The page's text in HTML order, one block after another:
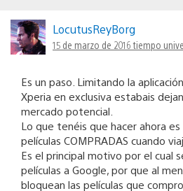
LocutusReyBorg
15 de marzo de 2016 tiempo
Es un paso. Limitando la
Xperia en exclusiva estabais
mercado potencial.
Lo que tenéis que hacer ahora
películas COMPRADAS cuando
Es el principal motivo por el cual
películas a Google, por que al
bloquean las películas que